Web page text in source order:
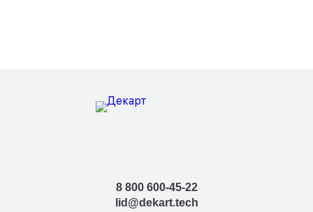
8 800 600-45-22
lid@dekart.tech